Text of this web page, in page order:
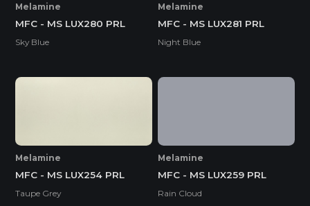
Melamine
MFC - MS LUX280 PRL
Sky Blue
Melamine
MFC - MS LUX281 PRL
Night Blue
Melamine
MFC - MS LUX254 PRL
Taupe Grey
Melamine
MFC - MS LUX259 PRL
Rain Cloud